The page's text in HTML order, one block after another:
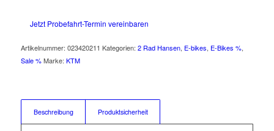
Jetzt Probefahrt-Termin vereinbaren
Artikelnummer: 023420211 Kategorien: 2 Rad Hansen, E-bikes, E-Bikes %,
Sale % Marke: KTM
Beschreibung Produktsicherheit